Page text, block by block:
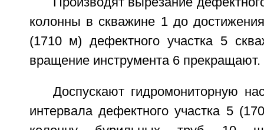
колонны в скважине 1 до
(1710 м) дефектного участка 5
вращение инструмента 6 прекращают.
Доспускают гидромониторную
интервала дефектного участка 5